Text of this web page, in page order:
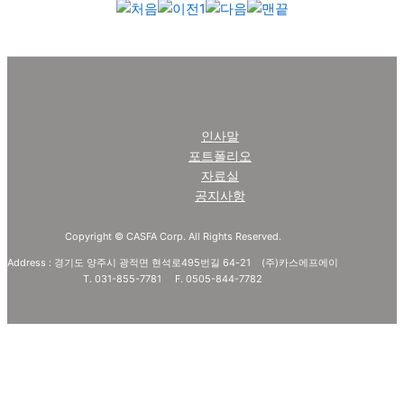
1
인사말
포트폴리오
자료실
공지사항
Copyright © CASFA Corp. All Rights Reserved.
Address : 경기도 양주시 광적면 현석로495번길 64-21 (주)카스에프에이
T. 031-855-7781 F. 0505-844-7782